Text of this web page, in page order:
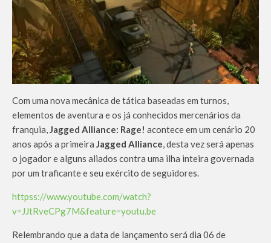
Com uma nova mecânica de tática baseadas em turnos,
elementos de aventura e os já conhecidos mercenários da
franquia,Jagged Alliance: Rage! acontece em um cenário 20
anos após a primeira Jagged Alliance, desta vez será apenas
o jogador e alguns aliados contra uma ilha inteira governada
por um traficante e seu exército de seguidores.
httpss://www.youtube.com/watch?
v=JJtRveCPg7M&feature=youtu.be
Relembrando que a data de lançamento será dia 06 de